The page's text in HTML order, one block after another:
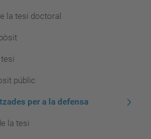
la tesi doctoral
públic
per a la defensa
la tesi